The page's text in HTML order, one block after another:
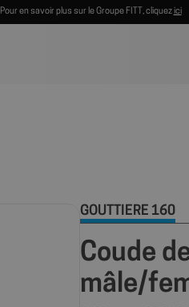
Pour en savoir plus sur le Groupe FITT, cliquezici
GOUTTIÈRE 160
Coude
mâle/